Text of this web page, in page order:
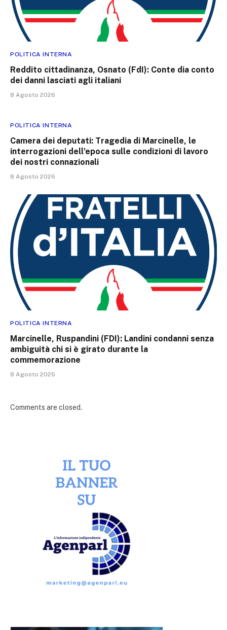
POLITICA INTERNA
Reddito cittadinanza, Osnato (FdI): Conte dia conto
dei danni lasciati agli italiani
8 Agosto 2026
POLITICA INTERNA
Camera dei deputati: Tragedia di Marcinelle, le
interrogazioni dell’epoca sulle condizioni di lavoro
dei nostri connazionali
8 Agosto 2026
POLITICA INTERNA
Marcinelle, Ruspandini (FDI): Landini condanni senza
ambiguità chi si è girato durante la
commemorazione
8 Agosto 2026
Comments are closed.